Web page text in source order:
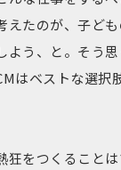
えたのが、子ど
よう、と。そう
はベストな選択
狂をつくること